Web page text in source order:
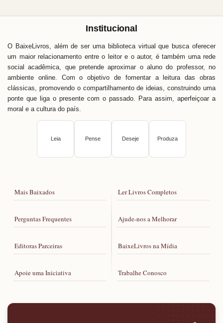
Institucional
O BaixeLivros, além de ser uma biblioteca virtual que busca oferecer
um maior relacionamento entre o leitor e o autor, é também uma rede
social acadêmica, que pretende aproximar o aluno do professor, no
ambiente online. Com o objetivo de fomentar a leitura das obras
clássicas, promovendo o compartilhamento de ideias, construindo uma
ponte que liga o presente com o passado. Para assim, aperfeiçoar a
moral e a cultura do país.
Leia Pense Deseje Produza
Mais Baixados
Perguntas Frequentes
Editoras Parceiras
Apoie uma Iniciativa
Ler Livros Completos
Ajude-nos a Melhorar
BaixeLivros na Mídia
Trabalhe Conosco